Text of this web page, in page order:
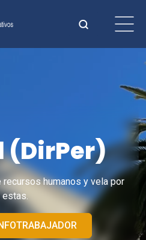
Buscar:
Cuando
(DirPer)
humanos y vela por
estas.